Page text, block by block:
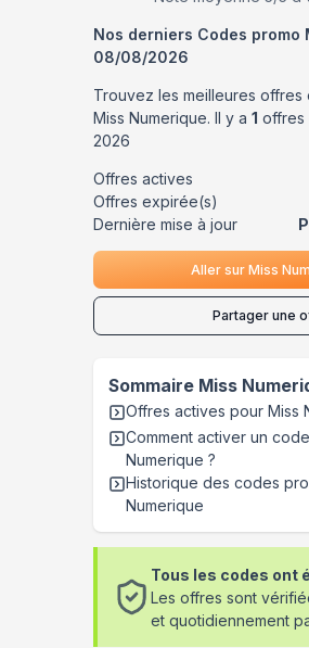
Nos derniers Codes promo
08/08/2026
Trouvez les meilleures offres
Miss Numerique. Il y a 1 offres
2026
Offres actives
Offres expirée(s)
Dernière mise à jour
Aller surMiss
Partager une
Sommaire Miss
Offres actives pour Miss
Comment activer un
Numerique ?
Historique des codes
Numerique
Tous les codes ont
Les offres sont
et quotidiennement